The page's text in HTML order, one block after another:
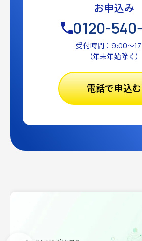
お申込み
0120-
受付時間：9:00〜
（年末年始除く）
電話で申込む